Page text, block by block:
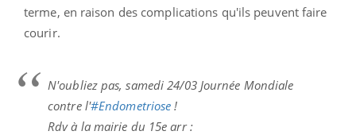
terme, en raison des complications qu'ils peuvent faire
courir.
N'oubliez pas, samedi 24/03 Journée Mondiale
contre l'#Endometriose !
Rdv à la mairie du 15e arr :